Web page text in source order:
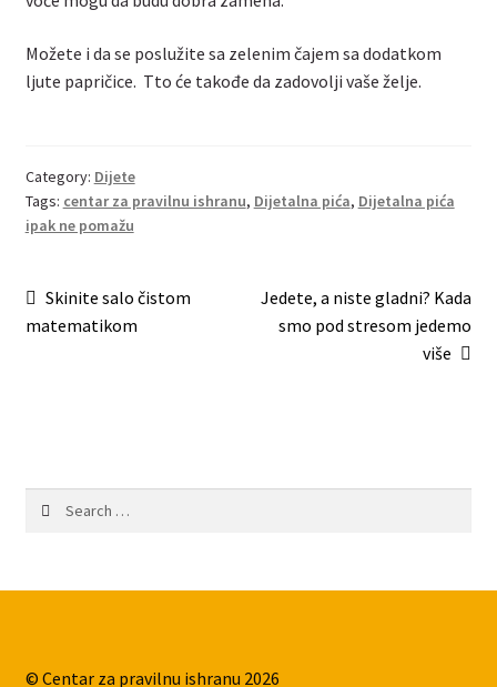
Možete i da se poslužite sa zelenim čajem sa dodatkom
ljute papričice. Tto će takođe da zadovolji vaše želje.
Category: Dijete
Tags: centar za pravilnu ishranu, Dijetalna pića, Dijetalna pića
ipak ne pomažu
Post
navigation
Previous
post:
Skinite salo čistom
matematikom
Next
post:
Jedete, a niste gladni? Kada
smo pod stresom jedemo
više
© Centar za pravilnu ishranu 2026